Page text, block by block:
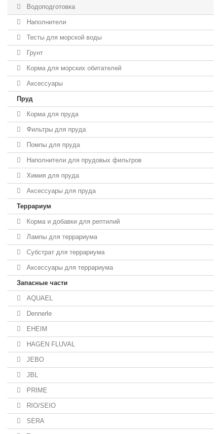
Водоподготовка
Наполнители
Тесты для морской воды
Грунт
Корма для морских обитателей
Аксессуары
Пруд
Корма для пруда
Фильтры для пруда
Помпы для пруда
Наполнители для прудовых фильтров
Химия для пруда
Аксессуары для пруда
Террариум
Корма и добавки для рептилий
Лампы для террариума
Субстрат для террариума
Аксессуары для террариума
Запасные части
AQUAEL
Dennerle
EHEIM
HAGEN FLUVAL
JEBO
JBL
PRIME
RIO/SEIO
SERA